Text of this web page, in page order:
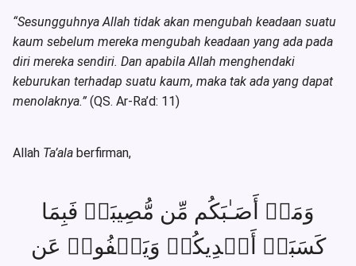
“Sesungguhnya Allah tidak akan mengubah keadaan suatu
kaum sebelum mereka mengubah keadaan yang ada pada
diri mereka sendiri. Dan apabila Allah menghendaki
keburukan terhadap suatu kaum, maka tak ada yang dapat
menolaknya.” (QS. Ar-Ra’d: 11)
Allah Ta’ala berfirman,
وَمَاۤ أَصَـٰبَكُم مِّن مُّصِیبَةࣲ فَبِمَا
كَسَبَتۡ أَیۡدِیكُمۡ وَیَعۡفُوا۟ عَن